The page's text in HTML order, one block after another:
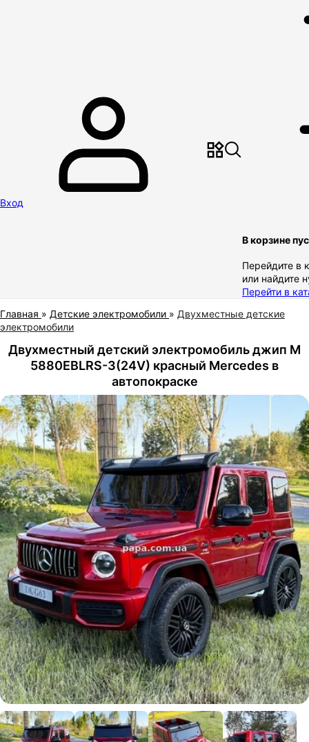
Вход
В корзине
Перейдите в
или найдите
Перейти в
Главная » Детские электромобили » Двухместные детские
электромобили
Двухместный детский электромобиль джип M
5880EBLRS-3(24V) красный Mercedes в
автопокраске